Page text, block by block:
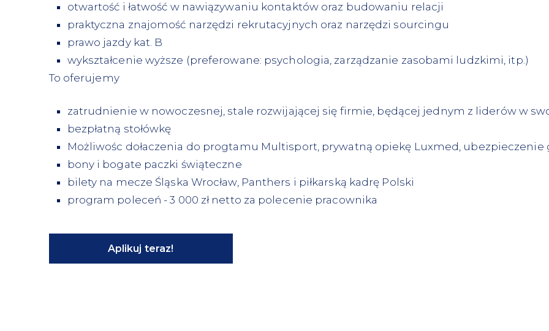
otwartość i łatwość w nawiązywaniu kontaktów oraz budowaniu relacji
praktyczna znajomość narzędzi rekrutacyjnych oraz narzędzi sourcingu
prawo jazdy kat. B
wykształcenie wyższe (preferowane: psychologia, zarządzanie zasobami ludzkimi, itp.)
To oferujemy
zatrudnienie w nowoczesnej, stale rozwijającej się firmie, będącej jednym z liderów w
bezpłatną stołówkę
Możliwośc dołaczenia do progtamu Multisport, prywatną opiekę Luxmed,
bony i bogate paczki świąteczne
bilety na mecze Śląska Wrocław, Panthers i piłkarską kadrę Polski
program poleceń - 3 000 zł netto za polecenie pracownika
Aplikuj teraz!